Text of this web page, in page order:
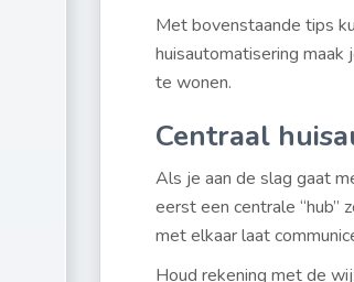
Met bovenstaande tips
huisautomatisering maak
te wonen.
Centraal
Als je aan de slag gaat
eerst een centrale “hub”
met elkaar laat
Houd rekening met de